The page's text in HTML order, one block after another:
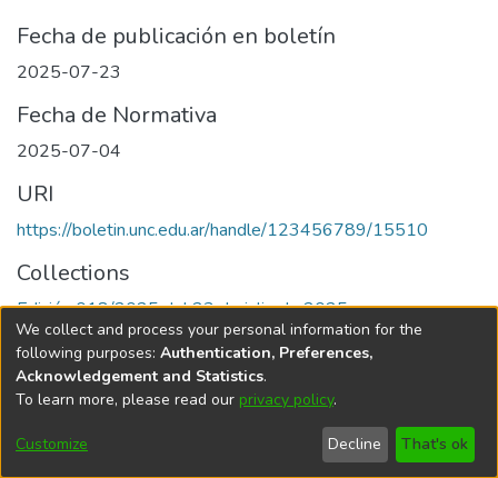
Fecha de publicación en boletín
2025-07-23
Fecha de Normativa
2025-07-04
URI
https://boletin.unc.edu.ar/handle/123456789/15510
Collections
Edición 018/2025 del 23 de julio de 2025
Universidad Nacional de Córdoba
We collect and process your personal information for the
following purposes: Authentication, Preferences,
Acknowledgement and Statistics.
To learn more, please read our privacy policy.
Customize Decline That's ok